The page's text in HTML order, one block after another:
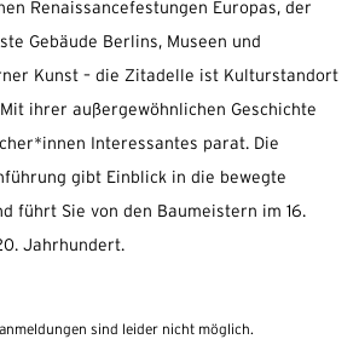
Renaissancefestungen Europas, der
Gebäude Berlins, Museen und
Kunst – die Zitadelle ist Kulturstandort
ihrer außergewöhnlichen Geschichte
Interessantes parat. Die
gibt Einblick in die bewegte
führt Sie von den Baumeistern im 16.
Jahrhundert.
sind leider nicht möglich.